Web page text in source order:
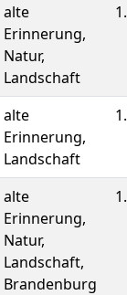
alte
Erinnerung,
Natur,
Landschaft
alte
Erinnerung,
Landschaft
alte
Erinnerung,
Natur,
Landschaft,
Brandenburg